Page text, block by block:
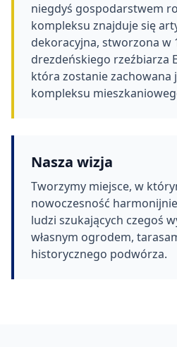
niegdyś gospodarstwem
kompleksu znajduje się
dekoracyjna, stworzona w
drezdeńskiego rzeźbiarza
która zostanie zachowana
kompleksu
Nasza wizja
Tworzymy miejsce, w
nowoczesność
ludzi szukających czegoś
własnym ogrodem,
historycznego podwórza.